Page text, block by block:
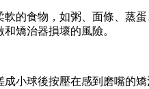
食物，如粥、面條、蒸
矯治器損壞的風險。
球後按壓在感到磨嘴的